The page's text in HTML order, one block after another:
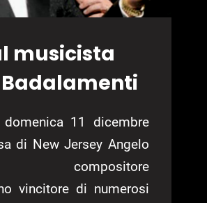
musicista
11 dicembre
di New Jersey Angelo
compositore
vincitore di numerosi